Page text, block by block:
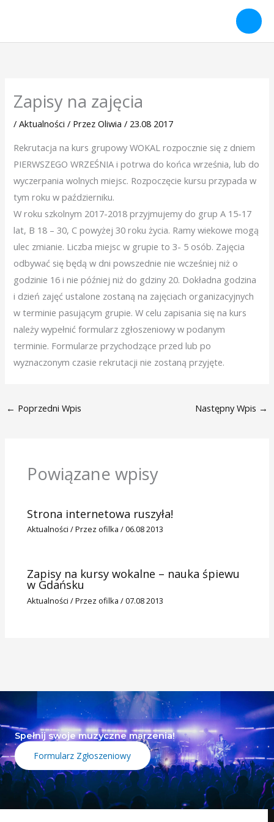
treści
Zapisy na zajęcia
/Aktualności / PrzezOliwia/ 23.08 2017
Rekrutacja na kurs grupowy WOKAL rozpocznie się z dniem
PIERWSZEGO WRZEŚNIA i potrwa do końca września, lub do
wyczerpania wolnych miejsc. Rozpoczęcie kursu przypada w
tym roku w październiku.
W roku szkolnym 2017-2018 przyjmujemy do grup A 15-17
lat, B 18 – 30, C powyżej 30 roku życia. Ramy wiekowe mogą
ulec zmianie. Liczba miejsc w grupie to 3- 5 osób. Zajęcia
odbywać się będą w dni powszednie nie wcześniej niż o
godzinie 16 i nie później niż do gdziny 20. Dokładna godzina
i dzień zajęć ustalone zostaną na zajęciach organizacyjnych
w terminie pasującym grupie. W celu zapisania się na kurs
należy wypełnić formularz zgłoszeniowy w podanym
terminie. Formularze przychodzące przed lub po
wyznaczonym czasie rekrutacji nie zostaną przyjęte.
← Poprzedni Wpis Następny Wpis →
Powiązane wpisy
Strona internetowa ruszyła!
Aktualności / Przez ofilka/06.08 2013
Zapisy na kursy wokalne – nauka śpiewu
w Gdańsku
Aktualności / Przez ofilka/07.08 2013
Spełnij swoje muzyczne marzenia!
Formularz Zgłoszeniowy